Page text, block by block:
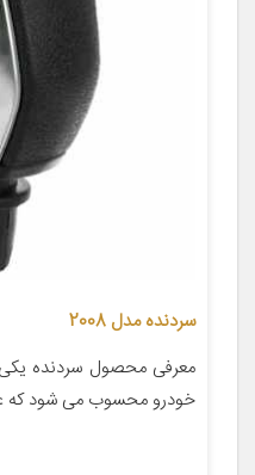
سردنده مدل 2008
معرفی محصول سردنده
خودرو محسوب می شود که